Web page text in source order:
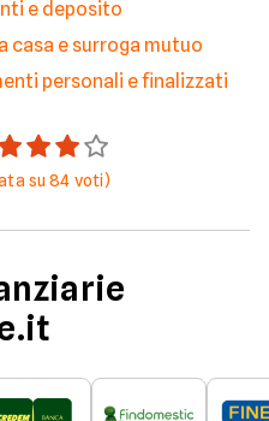
e deposito
casa e surroga mutuo
personali e finalizzati
su84 voti)